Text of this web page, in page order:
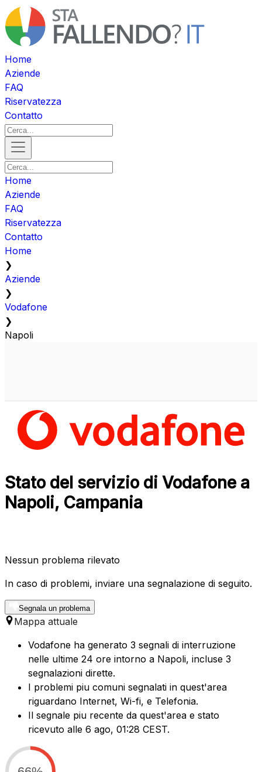
Home
Aziende
FAQ
Riservatezza
Contatto
Home
Aziende
FAQ
Riservatezza
Contatto
Home
❯
Aziende
❯
Vodafone
❯
Napoli
Stato del servizio di Vodafone a
Napoli, Campania
Nessun problema rilevato
In caso di problemi, inviare una segnalazione di seguito.
Segnala un problema
Mappa attuale
Vodafone ha generato 3 segnali di interruzione
nelle ultime 24 ore intorno a Napoli, incluse 3
segnalazioni dirette.
I problemi piu comuni segnalati in quest'area
riguardano Internet, Wi-fi, e Telefonia.
Il segnale piu recente da quest'area e stato
ricevuto alle 6 ago, 01:28 CEST.